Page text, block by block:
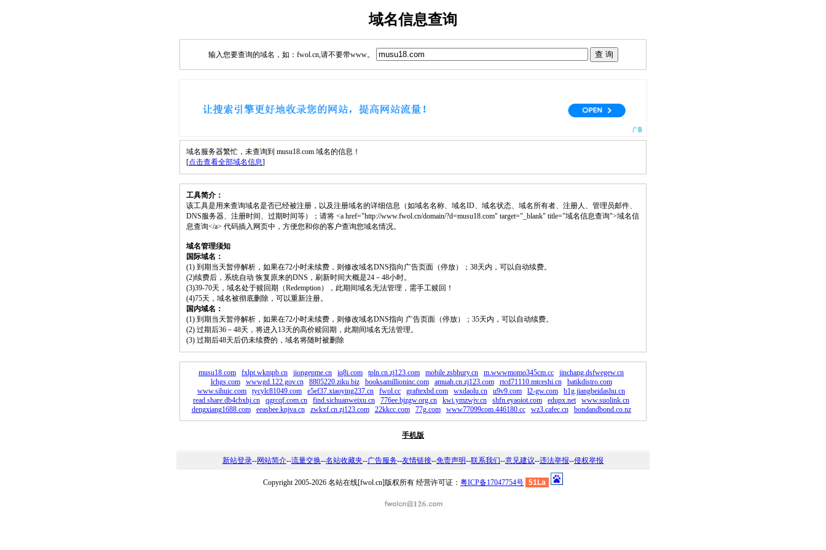
域名信息查询
输入您要查询的域名，如：fwol.cn,请不要带www。
域名服务器繁忙，未查询到 musu18.com 域名的信息！
[点击查看全部域名信息]
工具简介：
该工具是用来查询域名是否已经被注册，以及注册域名的详细信息（如域名名称、域名ID、域名状态、域名所有者、注册人、管理员邮件、
DNS服务器、注册时间、过期时间等）；请将 <a href="http://www.fwol.cn/domain/?d=musu18.com" target="_blank" title="域名信息查询">域名信
息查询</a> 代码插入网页中，方便您和你的客户查询您域名情况。
域名管理须知
国际域名：
(1) 到期当天暂停解析，如果在72小时未续费，则修改域名DNS指向广告页面（停放）；38天内，可以自动续费。
(2)续费后，系统自动 恢复原来的DNS，刷新时间大概是24－48小时。
(3)39-70天，域名处于赎回期（Redemption），此期间域名无法管理，需手工赎回！
(4)75天，域名被彻底删除，可以重新注册。
国内域名：
(1) 到期当天暂停解析，如果在72小时未续费，则修改域名DNS指向 广告页面（停放）；35天内，可以自动续费。
(2) 过期后36－48天，将进入13天的高价赎回期，此期间域名无法管理。
(3) 过期后48天后仍未续费的，域名将随时被删除
musu18.com fxlpt.wkmpb.cn jiongepme.cn iq8i.com tpln.cn.zj123.com mobile.zsbhury.cn m.wwwmomo345cm.cc
jinchang.dsfwegew.cn
lchgs.com
wwwgd.122.gov.cn 8805220.ziku.biz booksamillioninc.com amuah.cn.zj123.com rtcd71110.mtceshi.cn
batikdistro.com
www.sihuic.com
tycylc81049.com e5ef37.xiaoying237.cn fwol.cc graftexbd.com wxdaolu.cn u9v9.com l2-gw.com
b1g.jiangbeidashu.cn
read.share.db4cbxhj.cn
qgrcqf.com.cn find.sichuanweixu.cn 776ee.bjzgw.org.cn kwi.ymzwjv.cn shfn.eyaoiot.com edupx.net
www.suolink.cn
dengxiang1688.com
eeasbee.knjva.cn zwkxf.cn.zj123.com 22kkcc.com 77g.com www77099com.446180.cc wz3.cafec.cn bondandbond.co.nz
手机版
新站登录--网站简介--流量交换--名站收藏夹--广告服务--友情链接--免责声明--联系我们--意见建议--违法举报--侵权举报
Copyright 2005-2026 名站在线[fwol.cn]版权所有 经营许可证： 粤ICP备17047754号 51La